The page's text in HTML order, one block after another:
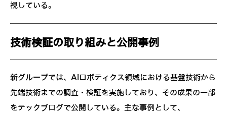
視している。
技術検証の取り組みと公開事例
新グループでは、AIロボティクス領域における基盤技術から
先端技術までの調査・検証を実施しており、その成果の一部
をテックブログで公開している。主な事例として、